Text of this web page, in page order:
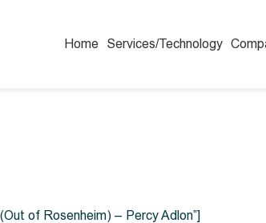
Home Services/Technology
of Rosenheim) – Percy Adlon”]